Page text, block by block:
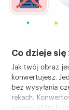
Co dzieje
Jak twój obraz
konwertujesz.
bez wysyłania
rękach.
serwer, który